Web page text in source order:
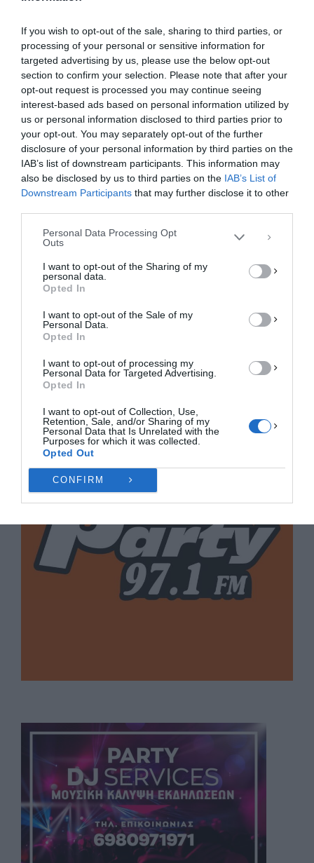
If you wish to opt-out of the sale, sharing to third parties, or
processing of your personal or sensitive information for
targeted advertising by us, please use the below opt-out
section to confirm your selection. Please note that after your
opt-out request is processed you may continue seeing
interest-based ads based on personal information utilized by
us or personal information disclosed to third parties prior to
your opt-out. You may separately opt-out of the further
disclosure of your personal information by third parties on the
IAB’s list of downstream participants. This information may
also be disclosed by us to third parties on the IAB’s List of
Downstream Participants that may further disclose it to other
Personal Data Processing Opt
Outs
I want to opt-out of the Sharing of my
personal data.
Opted In
I want to opt-out of the Sale of my
Personal Data.
Opted In
I want to opt-out of processing my
Personal Data for Targeted Advertising.
Opted In
I want to opt-out of Collection, Use,
Retention, Sale, and/or Sharing of my
Personal Data that Is Unrelated with the
Purposes for which it was collected.
Opted Out
CONFIRM
Διαχείριση Συγκατάθεσης
Για να παρέχουμε την καλύτερη εμπειρία, χρησιμοποιούμε τεχνολογίες όπως
cookies για την αποθήκευση ή/και την πρόσβαση σε πληροφορίες συσκευών.
Η συγκατάθεση για τις εν λόγω τεχνολογίες θα μας επιτρέψει να
επεξεργαστούμε δεδομένα προσωπικού χαρακτήρα, όπως συμπεριφορά
περιήγησης ή μοναδικά αναγνωριστικά σε αυτόν τον ιστότοπο. Η μη
συγκατάθεση ή η ανάκληση της συγκατάθεσης, μπορεί να επηρεάσει
αρνητικά ορισμένες λειτουργίες και δυνατότητες.
ΠΡΟΒΟΛΉ ΠΡΟΤΙΜΉΣΕΩΝ
Πολιτική Cookies
e
b
o
o
k
o
d
o
n
σ
τε
ίτ
ε
ΚΆΝΕΤΕ LIKE ΣΤΗ ΣΕΛΊΔΑ ΜΑΣ